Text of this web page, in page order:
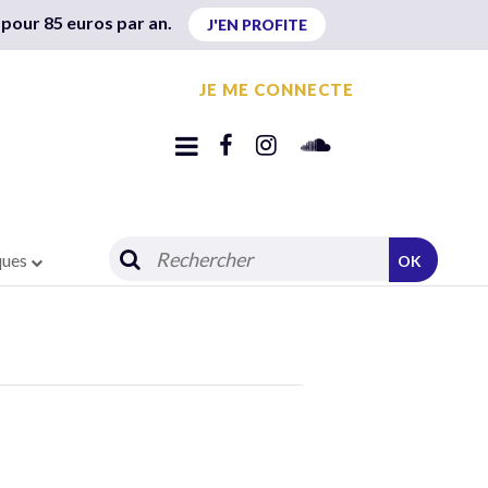
85 euros par an. J'EN PROFITE
JE ME CONNECTE
OK